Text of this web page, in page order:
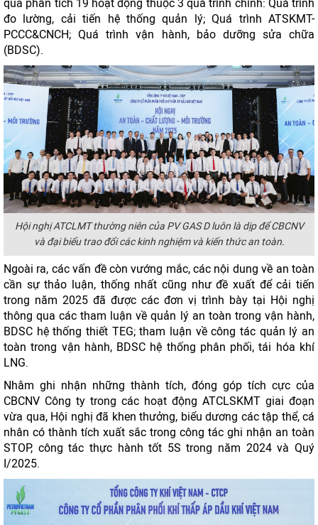
qua phân tích 19 hoạt động thuộc 3 quá trình chính: Quá trình
đo lường, cải tiến hệ thống quản lý; Quá trình ATSKMT-
PCCC&CNCH; Quá trình vận hành, bảo dưỡng sửa chữa
(BDSC).
Hội nghị ATCLMT thường niên của PV GAS D luôn là dịp để CBCNV
và đại biểu trao đổi các kinh nghiệm và kiến thức an toàn.
Ngoài ra, các vấn đề còn vướng mắc, các nội dung về an toàn
cần sự thảo luận, thống nhất cũng như đề xuất để cải tiến
trong năm 2025 đã được các đơn vị trình bày tại Hội nghị
thông qua các tham luận về quản lý an toàn trong vận hành,
BDSC hệ thống thiết TEG; tham luận về công tác quản lý an
toàn trong vận hành, BDSC hệ thống phân phối, tái hóa khí
LNG.
Nhằm ghi nhận những thành tích, đóng góp tích cực của
CBCNV Công ty trong các hoạt động ATCLSKMT giai đoạn
vừa qua, Hội nghị đã khen thưởng, biểu dương các tập thể, cá
nhân có thành tích xuất sắc trong công tác ghi nhận an toàn
STOP, công tác thực hành tốt 5S trong năm 2024 và Quý
I/2025.